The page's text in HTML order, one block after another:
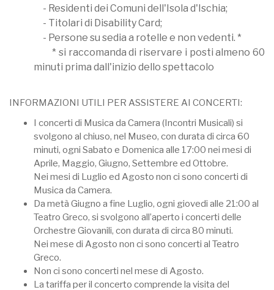
- Residenti dei Comuni dell'Isola d'Ischia;
- Titolari di Disability Card;
- Persone su sedia a rotelle e non vedenti. *
* si raccomanda di riservare i posti almeno 60
minuti prima dall'inizio dello spettacolo
INFORMAZIONI UTILI PER ASSISTERE AI CONCERTI:
I concerti di Musica da Camera (Incontri Musicali) si
svolgono al chiuso, nel Museo, con durata di circa 60
minuti, ogni Sabato e Domenica alle 17:00 nei mesi di
Aprile, Maggio, Giugno, Settembre ed Ottobre.
Nei mesi di Luglio ed Agosto non ci sono concerti di
Musica da Camera.
Da metà Giugno a fine Luglio, ogni giovedi alle 21:00 al
Teatro Greco, si svolgono all’aperto i concerti delle
Orchestre Giovanili, con durata di circa 80 minuti.
Nei mese di Agosto non ci sono concerti al Teatro
Greco.
Non ci sono concerti nel mese di Agosto.
La tariffa per il concerto comprende la visita del